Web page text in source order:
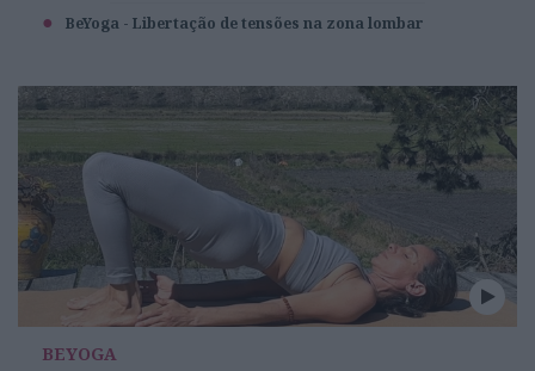
BeYoga - Libertação de tensões na zona lombar
BEYOGA